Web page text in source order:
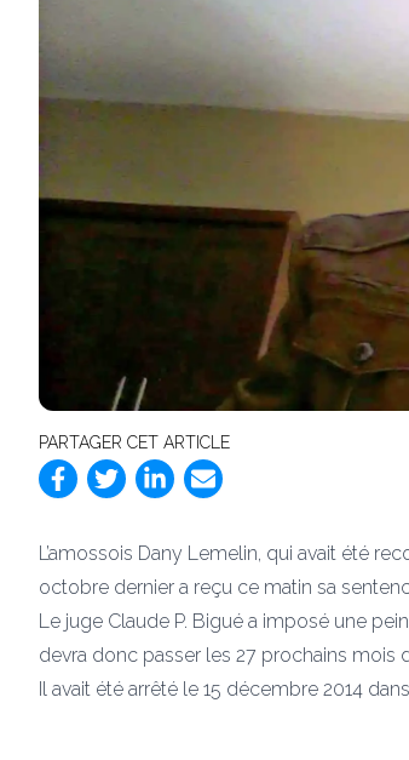
PARTAGER CET ARTICLE
L’amossois Dany Lemelin, qui avait été
octobre dernier a reçu ce matin sa
Le juge Claude P. Bigué a imposé une
devra donc passer les 27 prochains mois
Il avait été arrêté le 15 décembre 2014